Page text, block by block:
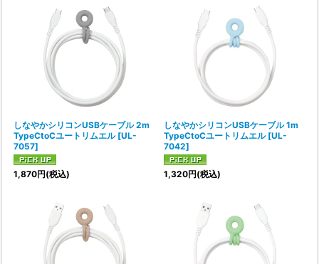
しなやかシリコンUSBケーブル 2m
TypeCtoCユートリムエル [UL-
7057]
1,870円(税込)
しなやかシリコンUSBケーブル 1m
TypeCtoCユートリムエル [UL-
7042]
1,320円(税込)